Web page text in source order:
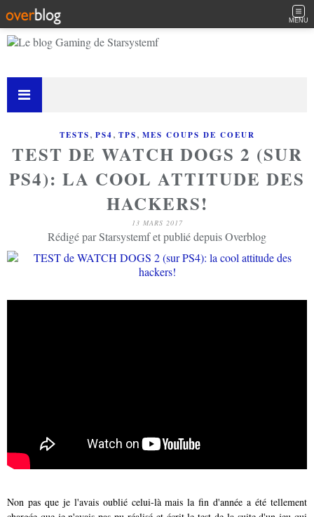
MENU
TESTS, PS4, TPS, MES COUPS DE COEUR
TEST DE WATCH DOGS 2 (SUR
PS4): LA COOL ATTITUDE DES
HACKERS!
13 MARS 2017
Rédigé par Starsystemf et publié depuis Overblog
Non pas que je l'avais oublié celui-là mais la fin d'année a été tellement